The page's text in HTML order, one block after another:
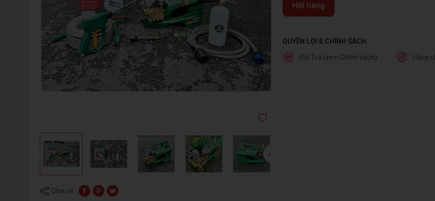
Chia sẻ
Hết hàng
QUYỀN LỢI & CHÍNH SÁCH:
Đổi Trả (xem Chính sách) Hàng